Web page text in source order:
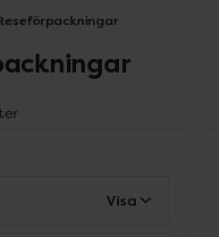
Visa